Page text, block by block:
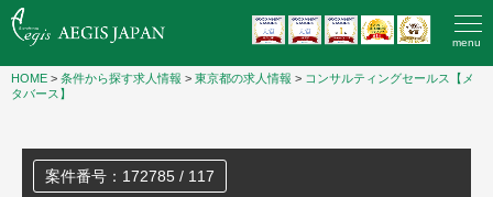
menu
HOME > 条件から探す求人情報 > 東京都の求人情報 > コンサルティングセールス【メ
タバース】
案件番号：172785 / 117